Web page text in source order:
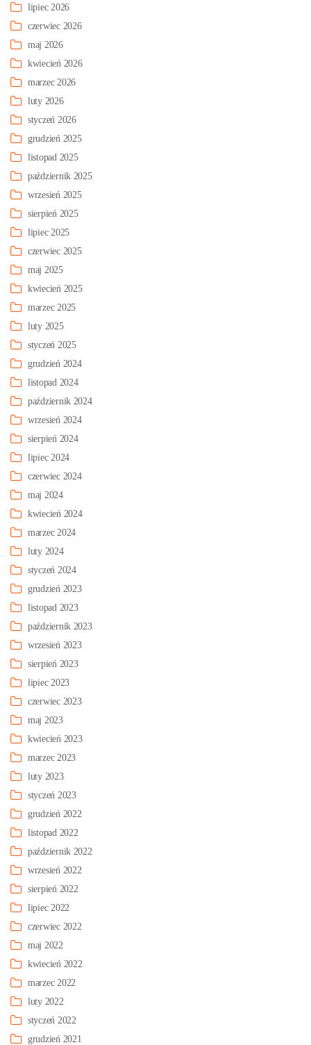
lipiec 2026
czerwiec 2026
maj 2026
kwiecień 2026
marzec 2026
luty 2026
styczeń 2026
grudzień 2025
listopad 2025
październik 2025
wrzesień 2025
sierpień 2025
lipiec 2025
czerwiec 2025
maj 2025
kwiecień 2025
marzec 2025
luty 2025
styczeń 2025
grudzień 2024
listopad 2024
październik 2024
wrzesień 2024
sierpień 2024
lipiec 2024
czerwiec 2024
maj 2024
kwiecień 2024
marzec 2024
luty 2024
styczeń 2024
grudzień 2023
listopad 2023
październik 2023
wrzesień 2023
sierpień 2023
lipiec 2023
czerwiec 2023
maj 2023
kwiecień 2023
marzec 2023
luty 2023
styczeń 2023
grudzień 2022
listopad 2022
październik 2022
wrzesień 2022
sierpień 2022
lipiec 2022
czerwiec 2022
maj 2022
kwiecień 2022
marzec 2022
luty 2022
styczeń 2022
grudzień 2021